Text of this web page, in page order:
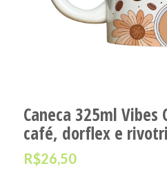
Caneca 325ml Vibes
café, dorflex e
R$26,50